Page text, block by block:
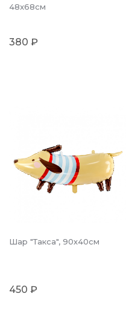
48x68см
380 ₽
Шар "Такса", 90х40см
450 ₽